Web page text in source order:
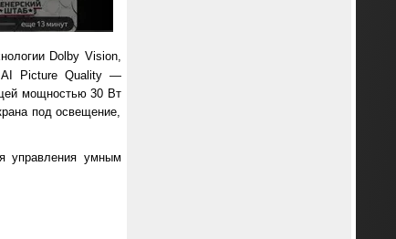
Dolby Vision,
AI Picture Quality —
мощностью 30 Вт
под освещение,
управления умным